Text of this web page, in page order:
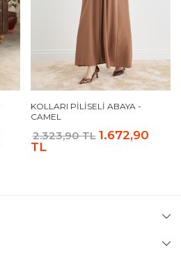
KOLLARI PILISELI ABAYA -
CAMEL
2.323,90 TL 1.672,90
TL